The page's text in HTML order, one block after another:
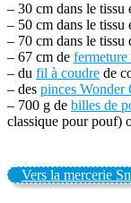
– 30 cm dans le tissu
– 50 cm dans le
– 70 cm dans le tissu
– 67 cm de
– du fil à coudre de
– des pinces Wonder
– 700 g de billes de
classique pour pouf)
Vers la mercerie